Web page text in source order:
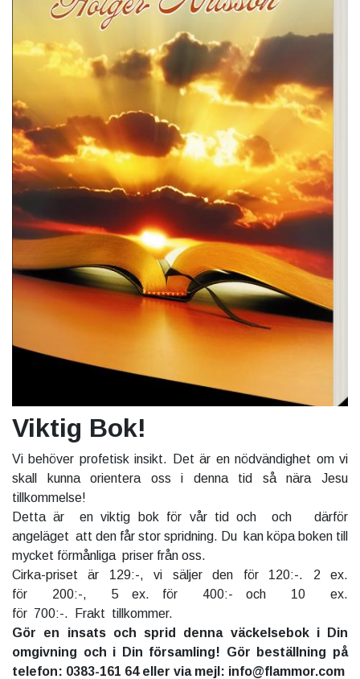
Viktig Bok!
Vi behöver profetisk insikt. Det är en nödvändighet om vi
skall kunna orientera oss i denna tid så nära Jesu
tillkommelse!
Detta är en viktig bok för vår tid och och därför
angeläget att den får stor spridning. Du kan köpa boken till
mycket förmånliga priser från oss.
Cirka-priset är 129:-, vi säljer den för 120:-. 2 ex.
för 200:-, 5 ex. för 400:- och 10 ex.
för 700:-. Frakt tillkommer.
Gör en insats och sprid denna väckelsebok i Din
omgivning och i Din församling! Gör beställning på
telefon: 0383-161 64 eller via mejl: info@flammor.com